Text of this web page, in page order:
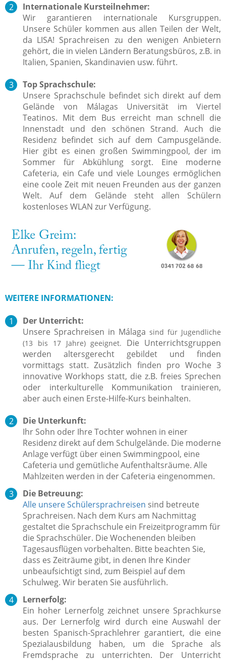
Internationale Kursteilnehmer:
Wir garantieren internationale Kursgruppen.
Unsere Schüler kommen aus allen Teilen der Welt,
da LISA! Sprachreisen zu den wenigen Anbietern
gehört, die in vielen Ländern Beratungsbüros, z.B. in
Italien, Spanien, Skandinavien usw. führt.
Top Sprachschule:
Unsere Sprachschule befindet sich direkt auf dem
Gelände von Málagas Universität im Viertel
Teatinos. Mit dem Bus erreicht man schnell die
Innenstadt und den schönen Strand. Auch die
Residenz befindet sich auf dem Campusgelände.
Hier gibt es einen großen Swimmingpool, der im
Sommer für Abkühlung sorgt. Eine moderne
Cafeteria, ein Cafe und viele Lounges ermöglichen
eine coole Zeit mit neuen Freunden aus der ganzen
Welt. Auf dem Gelände steht allen Schülern
kostenloses WLAN zur Verfügung.
WEITERE INFORMATIONEN:
Der Unterricht:
Unsere Sprachreisen in Málaga sind für Jugendliche
(13 bis 17 Jahre) geeignet.
Die Unterrichtsgruppen
werden altersgerecht gebildet und finden
vormittags statt. Zusätzlich finden pro Woche 3
innovative Workhops statt, die z.B. freies Sprechen
oder interkulturelle Kommunikation trainieren,
aber auch einen Erste-Hilfe-Kurs beinhalten.
Die Unterkunft:
Ihr Sohn oder Ihre Tochter wohnen in einer
Residenz direkt auf dem Schulgelände. Die moderne
Anlage verfügt über einen Swimmingpool, eine
Cafeteria und gemütliche Aufenthaltsräume. Alle
Mahlzeiten werden in der Cafeteria eingenommen.
Die Betreuung:
Alle unsere Schülersprachreisen sind betreute
Sprachreisen. Nach dem Kurs am Nachmittag
gestaltet die Sprachschule ein Freizeitprogramm für
die Sprachschüler. Die Wochenenden bleiben
Tagesausflügen vorbehalten. Bitte beachten Sie,
dass es Zeiträume gibt, in denen Ihre Kinder
unbeaufsichtigt sind, zum Beispiel auf dem
Schulweg. Wir beraten Sie ausführlich.
Lernerfolg:
Ein hoher Lernerfolg zeichnet unsere Sprachkurse
aus. Der Lernerfolg wird durch eine Auswahl der
besten Spanisch-Sprachlehrer garantiert, die eine
Spezialausbildung haben, um die Sprache als
Fremdsprache zu unterrichten. Der Unterricht